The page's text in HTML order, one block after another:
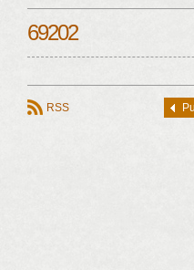
69202
RSS